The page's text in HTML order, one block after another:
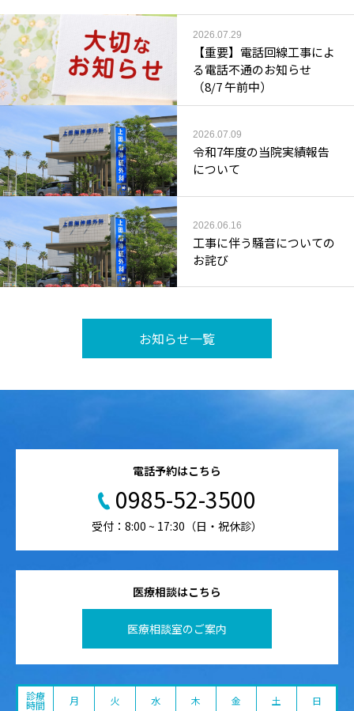
2026.07.29
【重要】電話回線工事によ
る電話不通のお知らせ
（8/7 午前中）
2026.07.09
令和7年度の当院実績報告
について
2026.06.16
工事に伴う騒音についての
お詫び
お知らせ一覧
医療相談はこちら
医療相談室のご案内
電話予約はこちら
0985-52-3500
受付：8:00 ~ 17:30（日・祝休診）
診療
時間 月 火 水 木 金 土 日